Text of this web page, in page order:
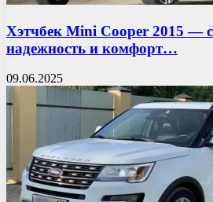
Хэтчбек Mini Cooper 2015 —
надежность и комфорт…
09.06.2025